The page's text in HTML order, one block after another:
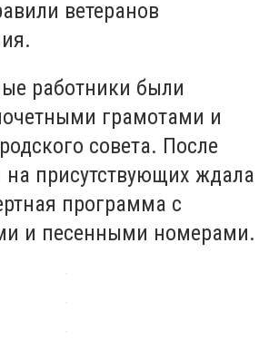
ветеранов
работники были
грамотами и
совета. После
на присутствующих ждала
программа с
и песенными номерами.